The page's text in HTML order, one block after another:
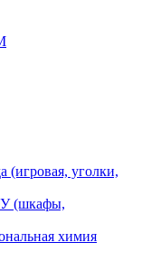
(игровая, уголки,
(шкафы,
химия